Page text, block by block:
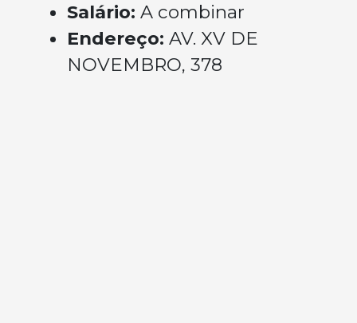
Salário: A combinar
Endereço: AV. XV DE
NOVEMBRO, 378